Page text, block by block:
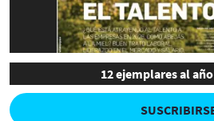
12 ejemplares al